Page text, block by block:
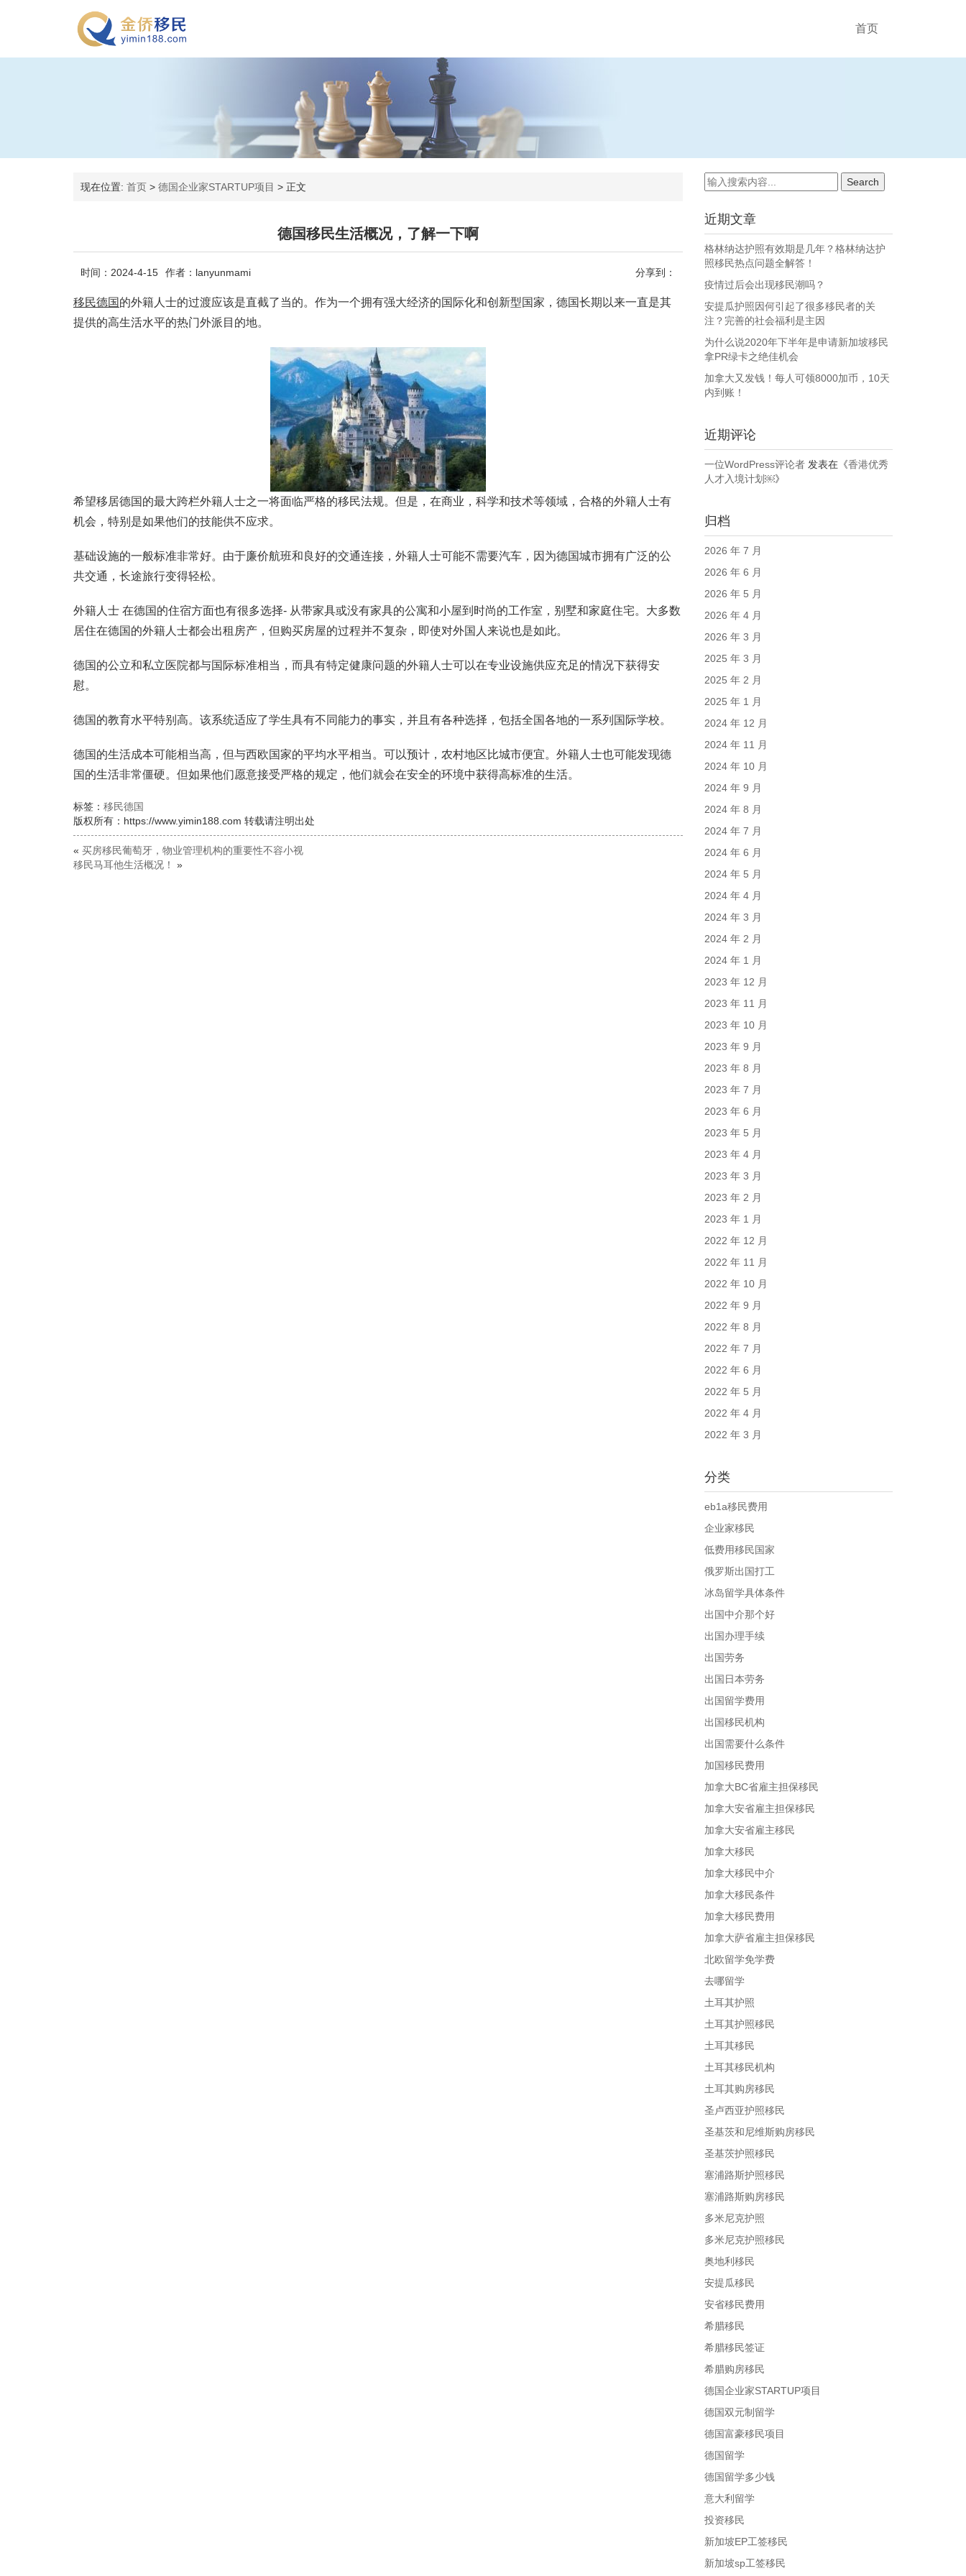
首页
现在位置: 首页 > 德国企业家STARTUP项目 > 正文
德国移民生活概况，了解一下啊
时间：2024-4-15 作者：lanyunmami 分享到：
移民德国 的外籍人士的过渡应该是直截了当的。作为一个拥有强大经济的国际化和创新型国家，德国长期以来一直是其
提供的高生活水平的热门外派目的地。
希望移居德国的最大跨栏外籍人士之一将面临严格的移民法规。但是，在商业，科学和技术等领域，合格的外籍人士有
机会，特别是如果他们的技能供不应求。
基础设施的一般标准非常好。由于廉价航班和良好的交通连接，外籍人士可能不需要汽车，因为德国城市拥有广泛的公
共交通，长途旅行变得轻松。
外籍人士 在德国的住宿方面也有很多选择- 从带家具或没有家具的公寓和小屋到时尚的工作室，别墅和家庭住宅。大多数
居住在德国的外籍人士都会出租房产，但购买房屋的过程并不复杂，即使对外国人来说也是如此。
德国的公立和私立医院都与国际标准相当，而具有特定健康问题的外籍人士可以在专业设施供应充足的情况下获得安
慰。
德国的教育水平特别高。该系统适应了学生具有不同能力的事实，并且有各种选择，包括全国各地的一系列国际学校。
德国的生活成本可能相当高，但与西欧国家的平均水平相当。可以预计，农村地区比城市便宜。外籍人士也可能发现德
国的生活非常僵硬。但如果他们愿意接受严格的规定，他们就会在安全的环境中获得高标准的生活。
标签： 移民德国
版权所有：https://www.yimin188.com 转载请注明出处
« 买房移民葡萄牙，物业管理机构的重要性不容小视
移民马耳他生活概况！
»
近期文章
格林纳达护照有效期是几年？格林纳达护
照移民热点问题全解答！
疫情过后会出现移民潮吗？
安提瓜护照因何引起了很多移民者的关
注？完善的社会福利是主因
为什么说2020年下半年是申请新加坡移民
拿PR绿卡之绝佳机会
加拿大又发钱！每人可领8000加币，10天
内到账！
近期评论
一位WordPress评论者发表在《香港优秀
人才入境计划￼》
归档
2026 年 7 月
2026 年 6 月
2026 年 5 月
2026 年 4 月
2026 年 3 月
2025 年 3 月
2025 年 2 月
2025 年 1 月
2024 年 12 月
2024 年 11 月
2024 年 10 月
2024 年 9 月
2024 年 8 月
2024 年 7 月
2024 年 6 月
2024 年 5 月
2024 年 4 月
2024 年 3 月
2024 年 2 月
2024 年 1 月
2023 年 12 月
2023 年 11 月
2023 年 10 月
2023 年 9 月
2023 年 8 月
2023 年 7 月
2023 年 6 月
2023 年 5 月
2023 年 4 月
2023 年 3 月
2023 年 2 月
2023 年 1 月
2022 年 12 月
2022 年 11 月
2022 年 10 月
2022 年 9 月
2022 年 8 月
2022 年 7 月
2022 年 6 月
2022 年 5 月
2022 年 4 月
2022 年 3 月
分类
eb1a移民费用
企业家移民
低费用移民国家
俄罗斯出国打工
冰岛留学具体条件
出国中介那个好
出国办理手续
出国劳务
出国日本劳务
出国留学费用
出国移民机构
出国需要什么条件
加国移民费用
加拿大BC省雇主担保移民
加拿大安省雇主担保移民
加拿大安省雇主移民
加拿大移民
加拿大移民中介
加拿大移民条件
加拿大移民费用
加拿大萨省雇主担保移民
北欧留学免学费
去哪留学
土耳其护照
土耳其护照移民
土耳其移民
土耳其移民机构
土耳其购房移民
圣卢西亚护照移民
圣基茨和尼维斯购房移民
圣基茨护照移民
塞浦路斯护照移民
塞浦路斯购房移民
多米尼克护照
多米尼克护照移民
奥地利移民
安提瓜移民
安省移民费用
希腊移民
希腊移民签证
希腊购房移民
德国企业家STARTUP项目
德国双元制留学
德国富豪移民项目
德国留学
德国留学多少钱
意大利留学
投资移民
新加坡EP工签移民
新加坡sp工签移民